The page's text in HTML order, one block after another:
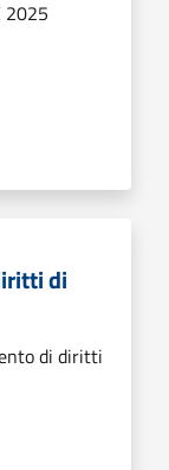
2025
di
di diritti